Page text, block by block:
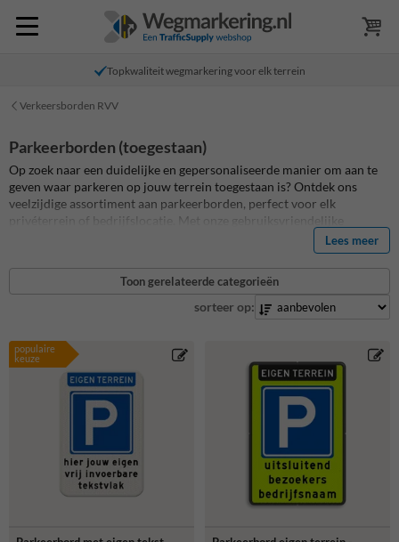
Topkwaliteit wegmarkering voor elk terrein
Verkeersborden RVV
Parkeerborden (toegestaan)
Op zoek naar een duidelijke en gepersonaliseerde manier om aan te
geven waar parkeren op jouw terrein toegestaan is? Ontdek ons
veelzijdige assortiment aan parkeerborden, perfect voor elk
privéterrein of bedrijfslocatie. Met onze gebruiksvriendelijke
SignEditor kun je jouw parkeerborden volledig naar wens ontwerpen.
Of je nou een eenvoudig parkeerbord nodig hebt, of specifieke
voorwaarden zoals 'gereserveerd voor bewoners' wilt aangeven, bij
ons vind je 100% de perfecte oplossing. Ontwerp en bestel vandaag
nog jouw unieke parkeerborden en zorg voor heldere communicatie
Lees meer
Toon gerelateerde categorieën
sorteer op:
populaire
keuze